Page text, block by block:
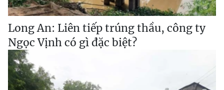
Long An: Liên tiếp trúng thầu, công ty
Ngọc Vịnh có gì đặc biệt?